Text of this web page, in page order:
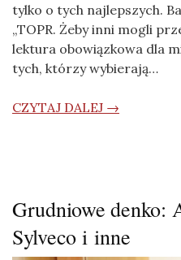
tylko o tych najlepszych.
„TOPR. Żeby inni mogli
lektura obowiązkowa dla
tych, którzy wybierają…
CZYTAJ DALEJ →
Grudniowe denko:
Sylveco i inne